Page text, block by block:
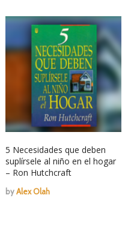
5 Necesidades que deben
suplírsele al niño en el hogar
– Ron Hutchcraft
byAlex Olah